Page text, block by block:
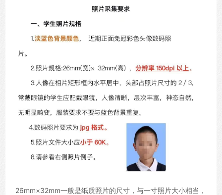
26mm×32mm一般是纸质照片的尺寸，与一寸照片大小相当，